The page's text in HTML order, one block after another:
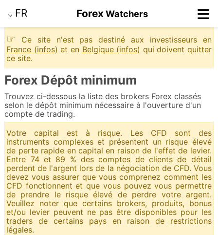
⌵ FR Forex Watchers ≡
☞
Ce site n'est pas destiné aux investisseurs en
France (infos) et en Belgique (infos) qui doivent quitter
ce site.
Forex Dépôt minimum
Trouvez ci-dessous la liste des brokers Forex classés
selon le dépôt minimum nécessaire à l'ouverture d'un
compte de trading.
Votre capital est à risque. Les CFD sont des
instruments complexes et présentent un risque élevé
de perte rapide en capital en raison de l'effet de levier.
Entre 74 et 89 % des comptes de clients de détail
perdent de l'argent lors de la négociation de CFD. Vous
devez vous assurer que vous comprenez comment les
CFD fonctionnent et que vous pouvez vous permettre
de prendre le risque élevé de perdre votre argent.
Veuillez noter que certains brokers, produits, bonus
et/ou levier peuvent ne pas être disponibles pour les
traders de certains pays en raison de restrictions
légales.